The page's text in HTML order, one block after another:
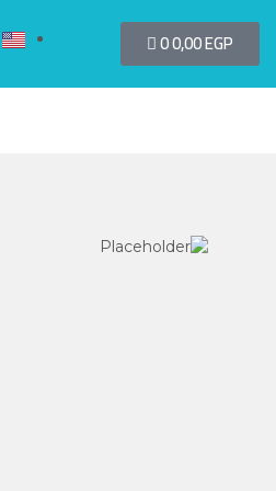
0,00EGP
0